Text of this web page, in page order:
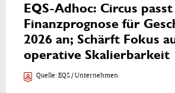
EQS-Adhoc: Circus passt
Finanzprognose für
2026 an; Schärft Fokus
operative Skalierbarkeit
Quelle:EQS / Unternehmen